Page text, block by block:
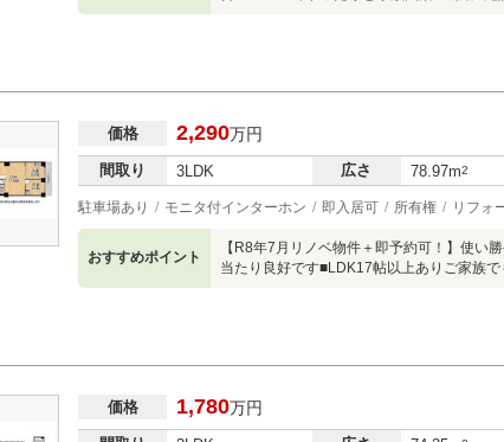
価格 2,290万円
間取り 3LDK 広さ 78.97m2
駐車場あり モニタ付インターホン 即入居可 所有権 リフォ
おすすめポイント
【R8年7月リノベ物件＋即予約可！】使い
当たり良好です■LDK17帖以上ありご家族
価格 1,780万円